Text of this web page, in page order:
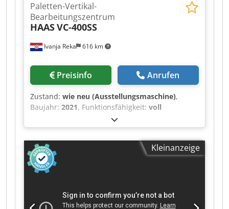
Ivanja Reka 616 km
Paletten-Vertikal-
Bearbeitungszentrum
HAASVC-400SS
Preisinfo Anrufen
Zustand: wie neu (Ausstellungsmaschine),
Baujahr: 2021, Funktionsfähigkeit: voll
, Vorschublänge X-Achse:
mm, Vorschublänge Y-Achse:406 mm,
Vorschublänge Z-Achse:508 mm,
Steuerungsmodell:
, Spindeldrehzahl (max.):
12’000 U/min
Werkzeugmagazin:
Crsdpfx Aezr U Hyjm Ujf Schneller
Werkzeugwechsler mit 30+1 Werkzeugpositionen
Kleinanzeige